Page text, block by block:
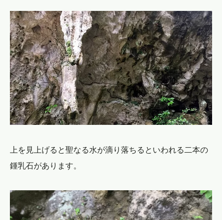
上を見上げると聖なる水が滴り落ちるといわれる二本の
鍾乳石があります。